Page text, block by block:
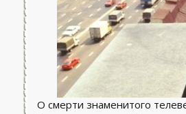
О смерти знаменитого